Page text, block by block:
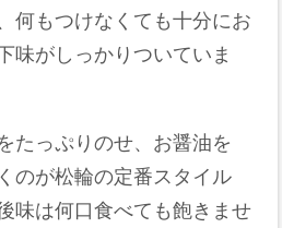
何もつけなくても十分にお
味がしっかりついていま
たっぷりのせ、お醤油を
のが松輪の定番スタイル
味は何口食べても飽きませ